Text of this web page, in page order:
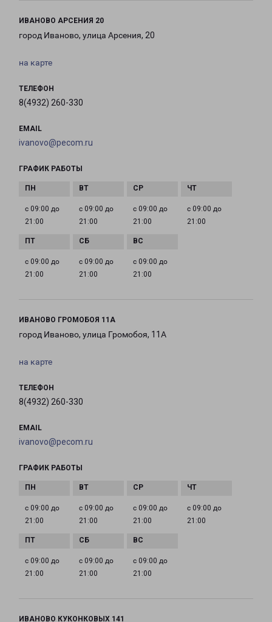
ИВАНОВО АРСЕНИЯ 20
город Иваново, улица Арсения, 20
на карте
ТЕЛЕФОН
8(4932) 260-330
EMAIL
ivanovo@pecom.ru
ГРАФИК РАБОТЫ
с 09:00 до
21:00
с 09:00 до
21:00
с 09:00 до
21:00
с 09:00 до
21:00
с 09:00 до
21:00
с 09:00 до
21:00
с 09:00 до
21:00
ИВАНОВО ГРОМОБОЯ 11А
город Иваново, улица Громобоя, 11А
на карте
ТЕЛЕФОН
8(4932) 260-330
EMAIL
ivanovo@pecom.ru
ГРАФИК РАБОТЫ
с 09:00 до
21:00
с 09:00 до
21:00
с 09:00 до
21:00
с 09:00 до
21:00
с 09:00 до
21:00
с 09:00 до
21:00
с 09:00 до
21:00
ИВАНОВО КУКОНКОВЫХ 141